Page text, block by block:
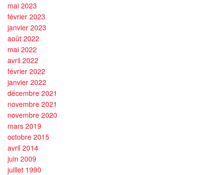
mai 2023
février 2023
janvier 2023
août 2022
mai 2022
avril 2022
février 2022
janvier 2022
décembre 2021
novembre 2021
novembre 2020
mars 2019
octobre 2015
avril 2014
juin 2009
juillet 1990